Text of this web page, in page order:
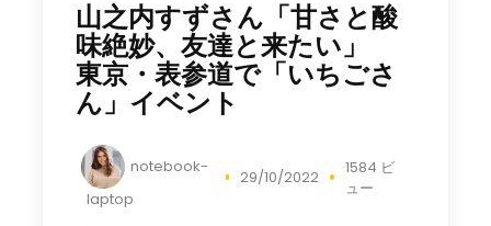
山之内すずさん「甘さと酸
味絶妙、友達と来たい」
東京・表参道で「いちごさ
ん」イベント
notebook-
laptop
29/10/2022
1584 ビ
ュー